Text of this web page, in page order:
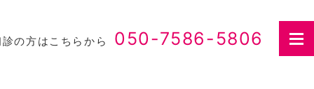
診の方はこちらから 050-7586-5806